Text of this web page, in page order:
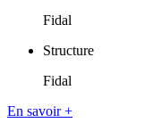
Fidal
Structure
Fidal
En savoir +